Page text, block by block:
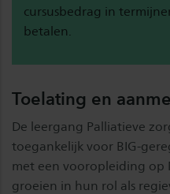
cursusbedrag in
betalen.
Toelating en
De leergang Palliatieve
toegankelijk voor BIG-
met een vooropleiding op
groeien in hun rol als